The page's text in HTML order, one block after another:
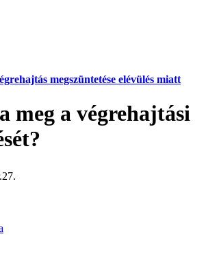
megszüntetése elévülés miatt
meg a végrehajtási